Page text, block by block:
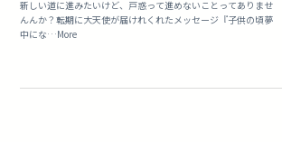
新しい道に進みたいけど、戸惑って進めないことってありませ
んんか？転期に大天使が届けれくれたメッセージ『子供の頃夢
中にな…More